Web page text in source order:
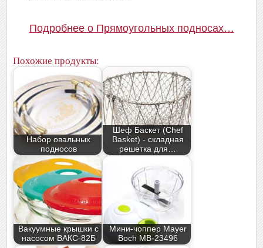
Подробнее о Прямоугольных подносах…
Похожие продукты:
Набор овальных
подносов
Шеф Баскет (Chef
Basket) - складная
решетка для…
Вакуумные крышки с
насосом ВАКС-82Б
Мини-чоппер Mayer
Boch MB-23496